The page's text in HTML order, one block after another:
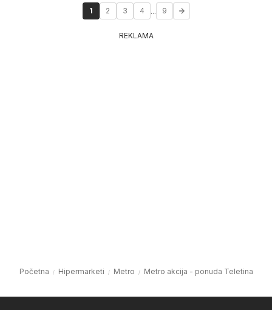
1 2 3 4 ... 9
REKLAMA
Početna Hipermarketi Metro Metro akcija - ponuda Teletina